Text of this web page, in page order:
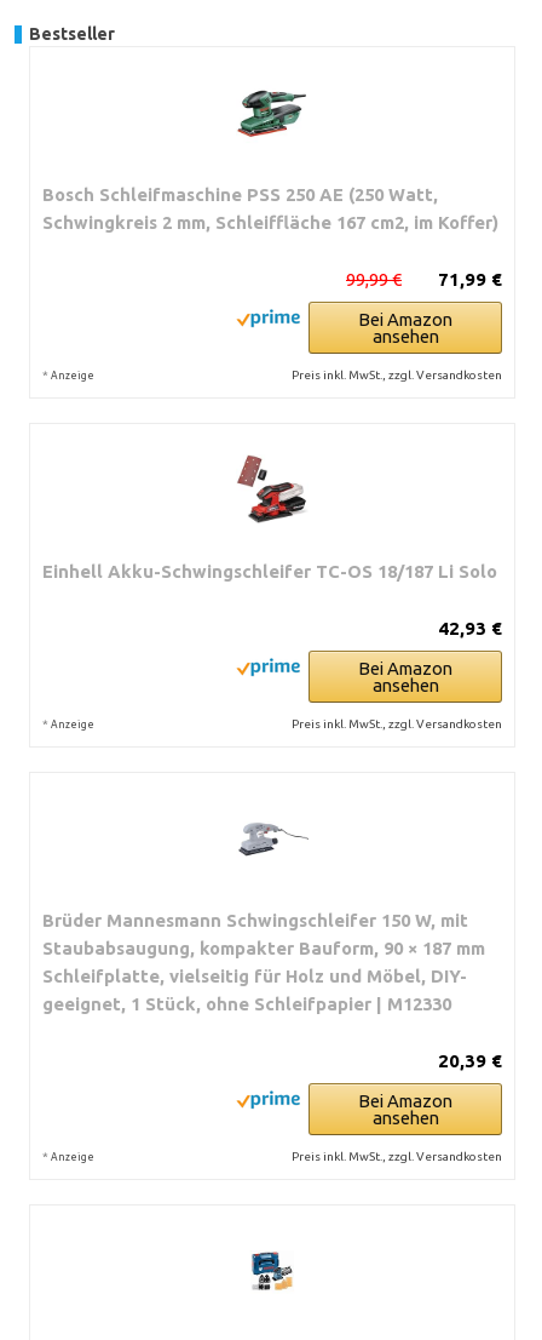
Bestseller
Bosch Schleifmaschine PSS 250 AE (250 Watt,
Schwingkreis 2 mm, Schleiffläche 167 cm2, im Koffer)
71,99 €
99,99 €
Bei Amazon
ansehen
* Anzeige Preis inkl. MwSt., zzgl. Versandkosten
Einhell Akku-Schwingschleifer TC-OS 18/187 Li Solo
42,93 €
Bei Amazon
ansehen
* Anzeige Preis inkl. MwSt., zzgl. Versandkosten
Brüder Mannesmann Schwingschleifer 150 W, mit
Staubabsaugung, kompakter Bauform, 90 × 187 mm
Schleifplatte, vielseitig für Holz und Möbel, DIY-
geeignet, 1 Stück, ohne Schleifpapier | M12330
20,39 €
Bei Amazon
ansehen
* Anzeige Preis inkl. MwSt., zzgl. Versandkosten